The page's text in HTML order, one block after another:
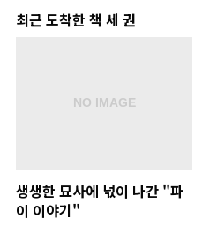
최근 도착한 책 세 권
생생한 묘사에 넋이 나간 "파
이 이야기"